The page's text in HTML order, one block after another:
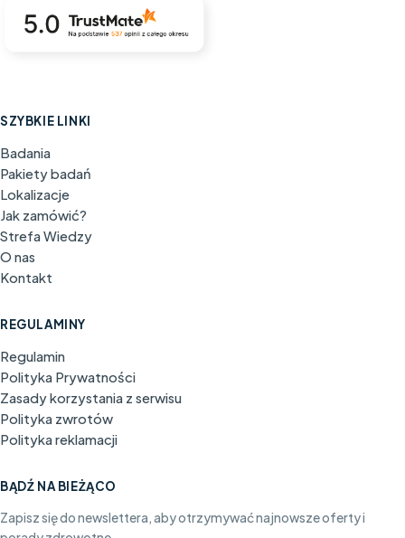
SZYBKIE LINKI
Badania
Pakiety badań
Lokalizacje
Jak zamówić?
Strefa Wiedzy
O nas
Kontakt
REGULAMINY
Regulamin
Polityka Prywatności
Zasady korzystania z serwisu
Polityka zwrotów
Polityka reklamacji
BĄDŹ NA BIEŻĄCO
Zapisz się do newslettera, aby otrzymywać najnowsze oferty i